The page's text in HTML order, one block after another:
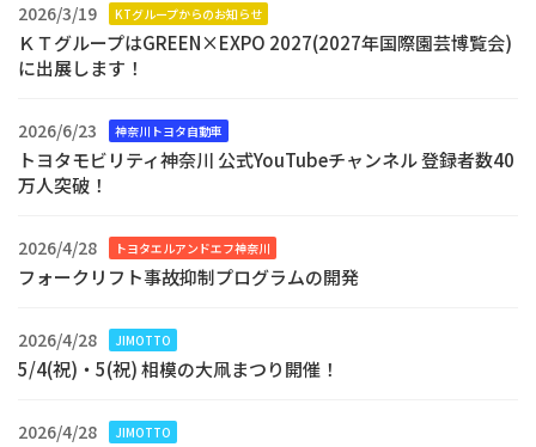
2026/3/19 KTグループからのお知らせ
ＫＴグループはGREEN×EXPO 2027(2027年国際園芸博覧会)
に出展します！
2026/6/23 神奈川トヨタ自動車
トヨタモビリティ神奈川 公式YouTubeチャンネル 登録者数40
万人突破！
2026/4/28 トヨタエルアンドエフ神奈川
フォークリフト事故抑制プログラムの開発
2026/4/28 JIMOTTO
5/4(祝)・5(祝) 相模の大凧まつり開催！
2026/4/28 JIMOTTO